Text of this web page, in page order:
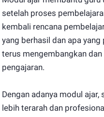
setelah proses
kembali rencana
yang berhasil dan apa
terus mengembangkan
pengajaran.
Dengan adanya modul
lebih terarah dan